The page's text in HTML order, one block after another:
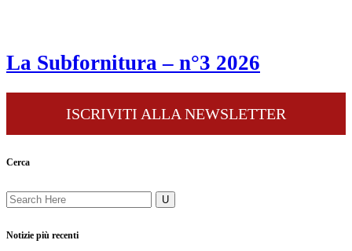
La Subfornitura – n°3 2026
ISCRIVITI ALLA NEWSLETTER
Cerca
Notizie più recenti